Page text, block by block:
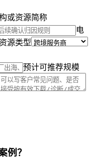
或资源简称
电
资源类型
预计可推荐规模
例？